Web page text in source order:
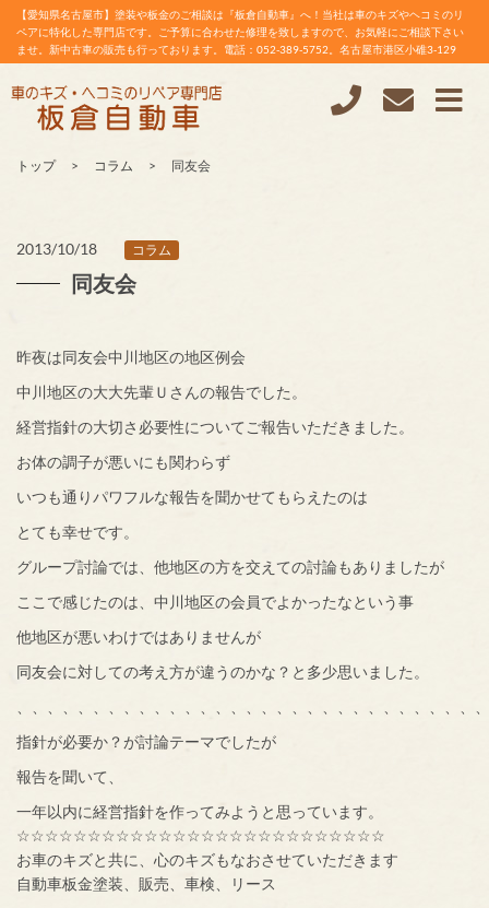
【愛知県名古屋市】塗装や板金のご相談は『板倉自動車』へ！当社は車のキズやヘコミのリ
ペアに特化した専門店です。ご予算に合わせた修理を致しますので、お気軽にご相談下さい
ませ。新中古車の販売も行っております。電話：052-389-5752。名古屋市港区小碓3-129
トップ コラム 同友会
2013/10/18 コラム
同友会
昨夜は同友会中川地区の地区例会
中川地区の大大先輩Ｕさんの報告でした。
経営指針の大切さ必要性についてご報告いただきました。
お体の調子が悪いにも関わらず
いつも通りパワフルな報告を聞かせてもらえたのは
とても幸せです。
グループ討論では、他地区の方を交えての討論もありましたが
ここで感じたのは、中川地区の会員でよかったなという事
他地区が悪いわけではありませんが
同友会に対しての考え方が違うのかな？と多少思いました。
指針が必要か？が討論テーマでしたが
報告を聞いて、
一年以内に経営指針を作ってみようと思っています。
☆☆☆☆☆☆☆☆☆☆☆☆☆☆☆☆☆☆☆☆☆☆☆☆☆☆
お車のキズと共に、心のキズもなおさせていただきます
自動車板金塗装、販売、車検、リース